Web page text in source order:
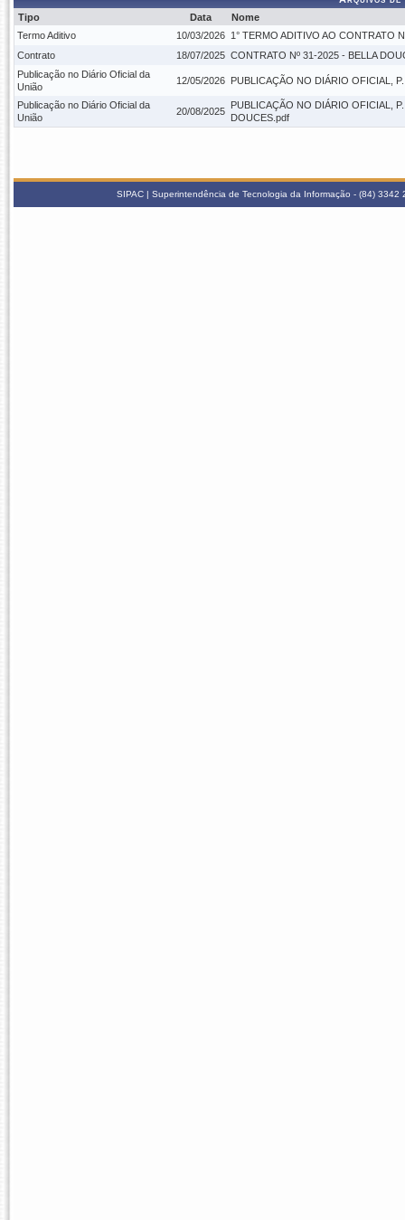
Tipo
Data
Nome
Termo Aditivo
10/03/2026 1° TERMO ADITIVO AO CONTRATO
Contrato
18/07/2025 CONTRATO Nº 31-2025 - BELLA
Publicação no Diário Oficial da
União
12/05/2026 PUBLICAÇÃO NO DIÁRIO OFICIAL,
Publicação no Diário Oficial da
União
20/08/2025
PUBLICAÇÃO NO DIÁRIO OFICIAL,
DOUCES.pdf
SIPAC | Superintendência de Tecnologia da Informação - (84)